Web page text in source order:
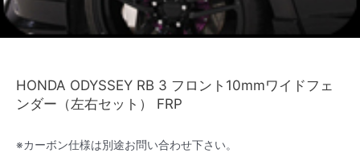
HONDA ODYSSEY RB 3 フロント10mmワイドフェ
ンダー（左右セット） FRP
※カーボン仕様は別途お問い合わせ下さい。